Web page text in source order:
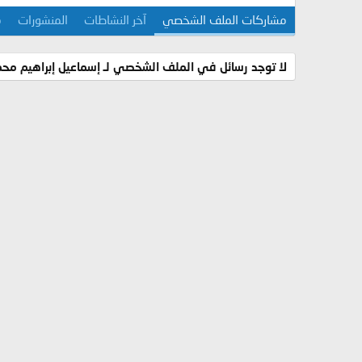
مشاركات الملف الشخصي آخر النشاطات المنشورات
لا توجد رسائل في الملف الشخصي لـ إسماعيل إبراهيم